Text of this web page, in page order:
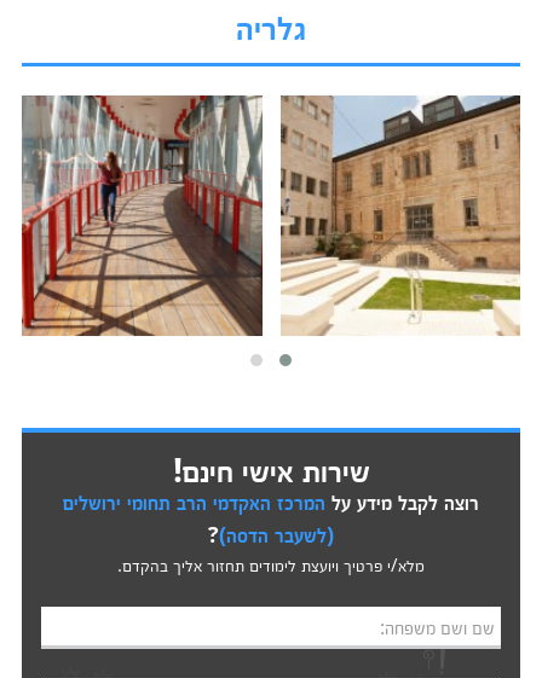
גלריה
שירות אישי חינם!
רוצה לקבל מידע על המרכז האקדמי הרב תחומי ירושלים
(לשעבר הדסה)?
מלא/י פרטיך ויועצת לימודים תחזור אליך בהקדם.
שם ושם משפחה: